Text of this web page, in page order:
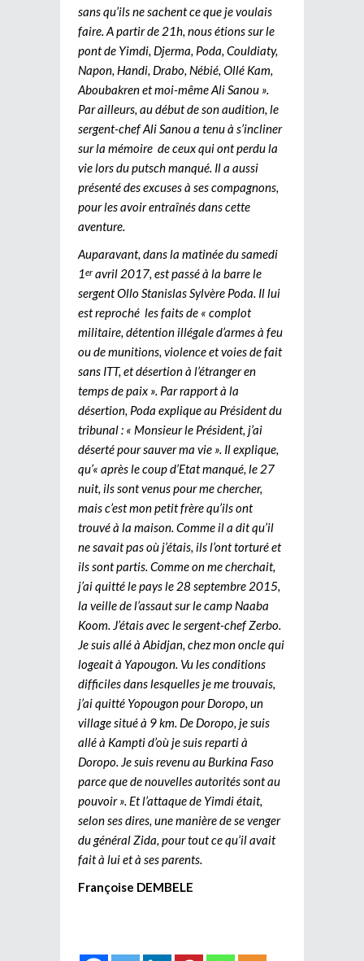
sans qu’ils ne sachent ce que je voulais
faire. A partir de 21h, nous étions sur le
pont de Yimdi, Djerma, Poda, Couldiaty,
Napon, Handi, Drabo, Nébié, Ollé Kam,
Aboubakren et moi-même Ali Sanou ».
Par ailleurs, au début de son audition, le
sergent-chef Ali Sanou a tenu à s’incliner
sur la mémoire de ceux qui ont perdu la
vie lors du putsch manqué. Il a aussi
présenté des excuses à ses compagnons,
pour les avoir entraînés dans cette
aventure.
Auparavant, dans la matinée du samedi
1er avril 2017, est passé à la barre le
sergent Ollo Stanislas Sylvère Poda. Il lui
est reproché les faits de « complot
militaire, détention illégale d’armes à feu
ou de munitions, violence et voies de fait
sans ITT, et désertion à l’étranger en
temps de paix ». Par rapport à la
désertion, Poda explique au Président du
tribunal : « Monsieur le Président, j’ai
déserté pour sauver ma vie ». Il explique,
qu’« après le coup d’Etat manqué, le 27
nuit, ils sont venus pour me chercher,
mais c’est mon petit frère qu’ils ont
trouvé à la maison. Comme il a dit qu’il
ne savait pas où j’étais, ils l’ont torturé et
ils sont partis. Comme on me cherchait,
j’ai quitté le pays le 28 septembre 2015,
la veille de l’assaut sur le camp Naaba
Koom. J’étais avec le sergent-chef Zerbo.
Je suis allé à Abidjan, chez mon oncle qui
logeait à Yapougon. Vu les conditions
difficiles dans lesquelles je me trouvais,
j’ai quitté Yopougon pour Doropo, un
village situé à 9 km. De Doropo, je suis
allé à Kampti d’où je suis reparti à
Doropo. Je suis revenu au Burkina Faso
parce que de nouvelles autorités sont au
pouvoir ». Et l’attaque de Yimdi était,
selon ses dires, une manière de se venger
du général Zida, pour tout ce qu’il avait
fait à lui et à ses parents.
Françoise DEMBELE